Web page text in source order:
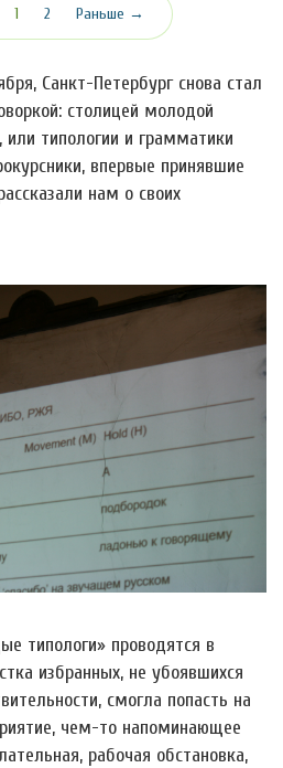
1(текущая)
2 Раньше →
Санкт-Петербург снова стал
столицей молодой
типологии и грамматики
впервые принявшие
нам о своих
типологи» проводятся в
избранных, не убоявшихся
смогла попасть на
чем-то напоминающее
рабочая обстановка,